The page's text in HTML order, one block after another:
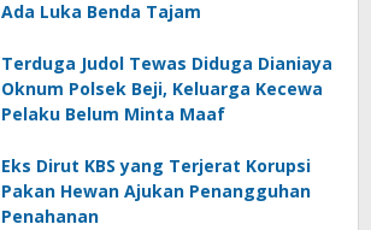
Ada Luka Benda Tajam
Terduga Judol Tewas Diduga Dianiaya
Oknum Polsek Beji, Keluarga Kecewa
Pelaku Belum Minta Maaf
Eks Dirut KBS yang Terjerat Korupsi
Pakan Hewan Ajukan Penangguhan
Penahanan